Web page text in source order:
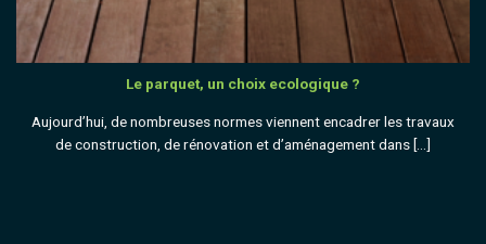
Le parquet, un choix ecologique ?
Aujourd’hui, de nombreuses normes viennent encadrer les travaux
de construction, de rénovation et d’aménagement dans [...]